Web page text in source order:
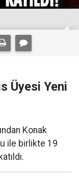
Üyesi Yeni
Konak
ile birlikte 19